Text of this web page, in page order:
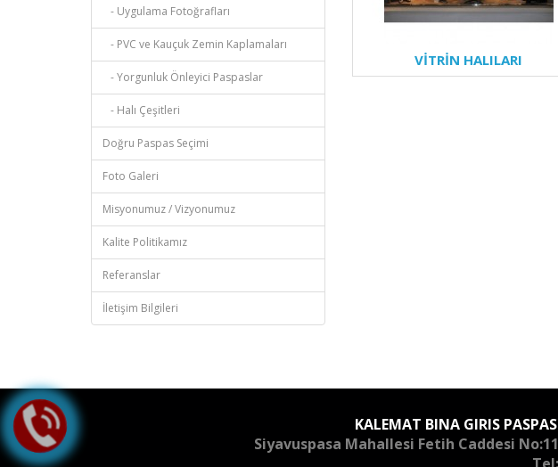
- Uygulama Fotoğrafları
- PVC ve Kauçuk Zemin Kaplamaları
- Yorgunluk Önleyici Paspaslar
- Halı Çeşitleri
Doğru Paspas Seçimi
Foto Galeri
Misyonumuz / Vizyonumuz
Kalite Politikamız
Referanslar
İletişim Bilgileri
VİTRİN HALILARI
KALEMAT BINA GIRIS
Siyavuspasa Mahallesi Fetih Caddesi